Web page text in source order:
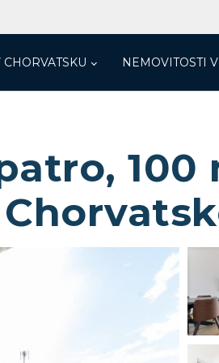
NEMOVITOSTI
100